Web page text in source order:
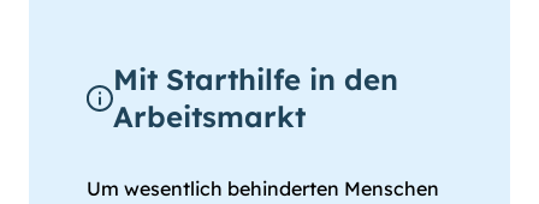
Mit Starthilfe in den
Arbeitsmarkt
Um wesentlich behinderten Menschen